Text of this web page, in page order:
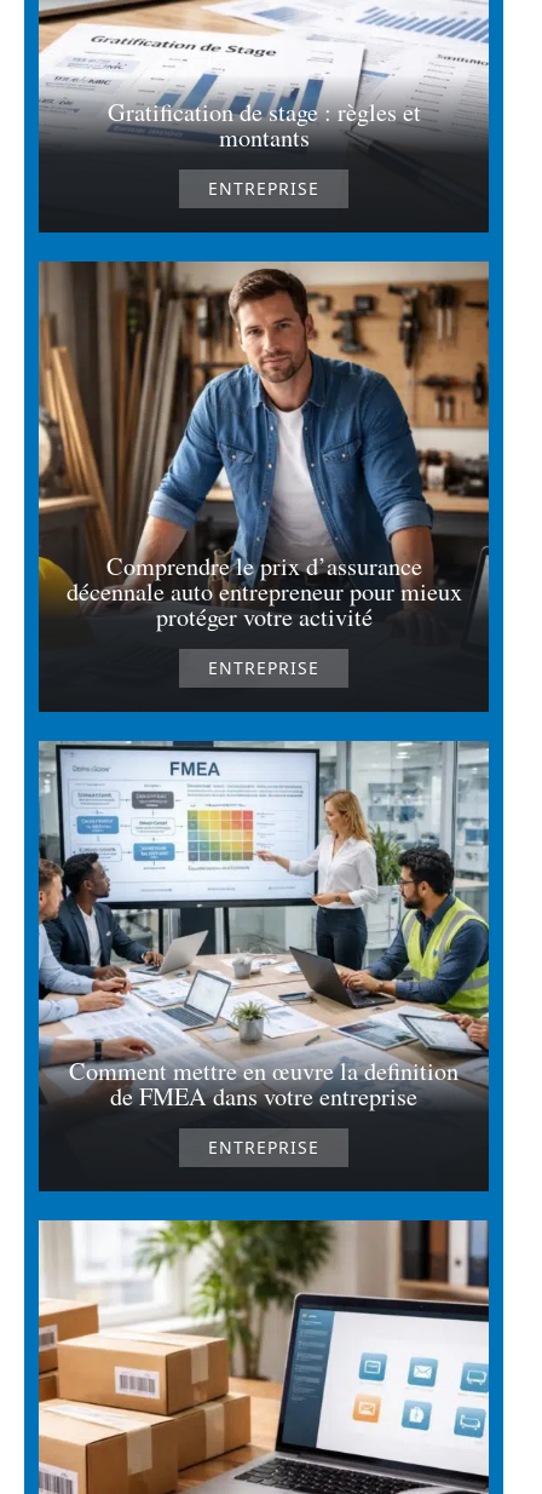
Gratification de stage : règles et
montants
ENTREPRISE
Comprendre le prix d’assurance
décennale auto entrepreneur pour mieux
protéger votre activité
ENTREPRISE
Comment mettre en œuvre la definition
de FMEA dans votre entreprise
ENTREPRISE